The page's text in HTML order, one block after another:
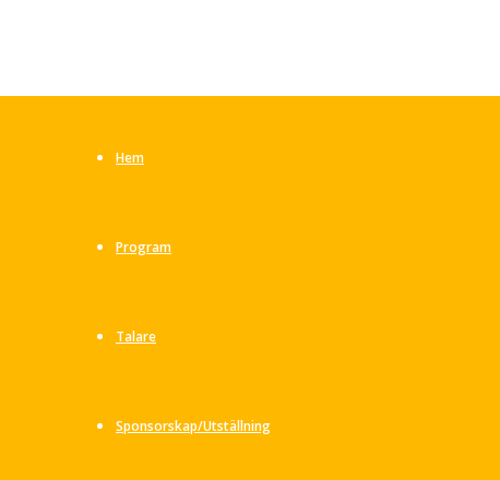
Hem
Program
Talare
Sponsorskap/Utställning